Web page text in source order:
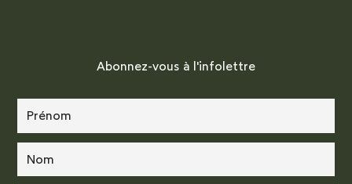
Abonnez-vous à l'infolettre